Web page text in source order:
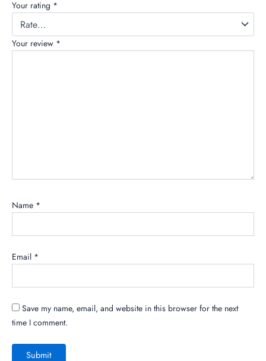
Your rating *
Your review *
Name *
Email *
Save my name, email, and website in this browser for the next
time I comment.